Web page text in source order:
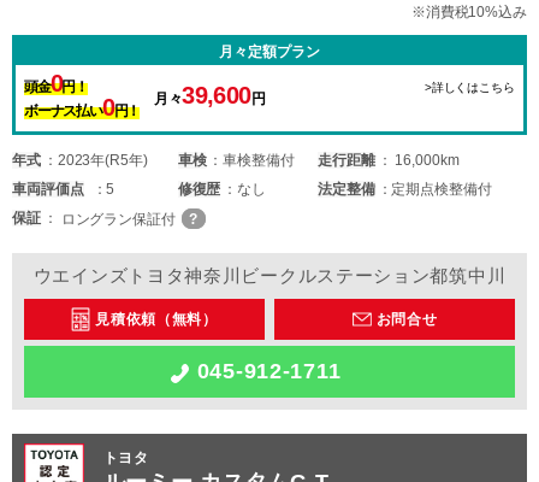
※消費税10%込み
月々定額プラン
頭金0円！
ボーナス払い0円！
月々39,600円
>詳しくはこちら
年式 2023年(R5年) 車検 車検整備付 走行距離
16,000km
車両評価点 5 修復歴 なし 法定整備
定期点検整備付
保証
ロングラン保証付
ウエインズトヨタ神奈川ビークルステーション都筑中川
見積依頼（無料） お問合せ
045-912-1711
トヨタ